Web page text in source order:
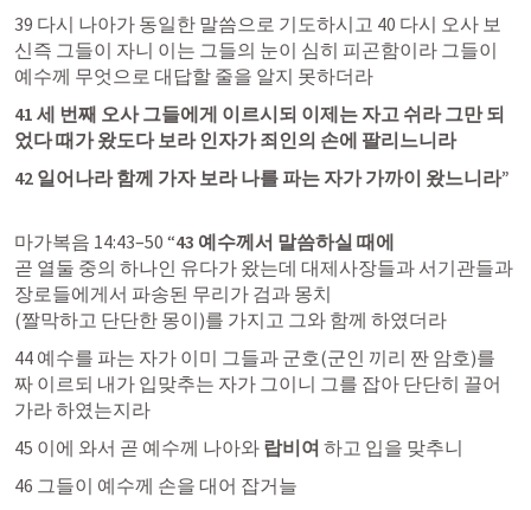
39 다시 나아가 동일한 말씀으로 기도하시고 40 다시 오사 보
신즉 그들이 자니 이는 그들의 눈이 심히 피곤함이라 그들이
예수께 무엇으로 대답할 줄을 알지 못하더라
41 세 번째 오사 그들에게 이르시되 이제는 자고 쉬라 그만 되
었다 때가 왔도다 보라 인자가 죄인의 손에 팔리느니라
마가복음 14:43–50 “43 예수께서 말씀하실 때에
곧 열둘 중의 하나인 유다가 왔는데 대제사장들과 서기관들과
장로들에게서 파송된 무리가 검과 몽치
(짤막하고 단단한 몽이)를 가지고 그와 함께 하였더라
44 예수를 파는 자가 이미 그들과 군호(군인 끼리 짠 암호)를
짜 이르되 내가 입맞추는 자가 그이니 그를 잡아 단단히 끌어
가라 하였는지라
45 이에 와서 곧 예수께 나아와 랍비여 하고 입을 맞추니
46 그들이 예수께 손을 대어 잡거늘